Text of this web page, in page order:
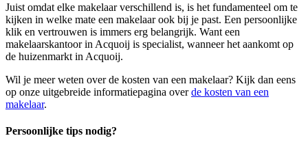
Juist omdat elke makelaar verschillend is, is het fundamenteel om te
kijken in welke mate een makelaar ook bij je past. Een persoonlijke
klik en vertrouwen is immers erg belangrijk. Want een
makelaarskantoor in Acquoij is specialist, wanneer het aankomt op
de huizenmarkt in Acquoij.
Wil je meer weten over de kosten van een makelaar? Kijk dan eens
op onze uitgebreide informatiepagina overde kosten van een
makelaar.
Persoonlijke tips nodig?